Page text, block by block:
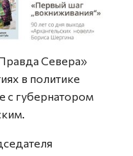
Севера»
в политике
с губернатором